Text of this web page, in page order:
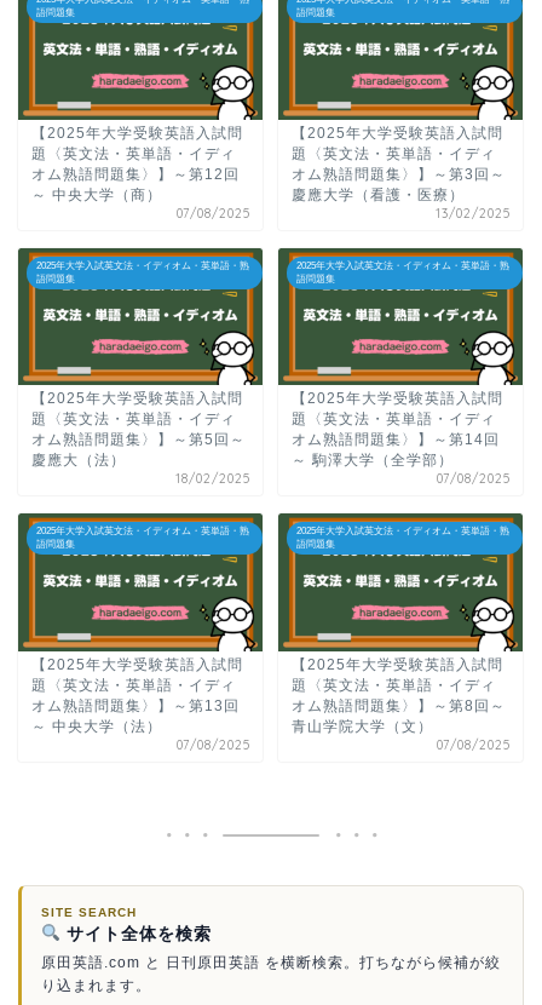
語問題集
【2025年大学受験英語入試問
題〈英文法・英単語・イディ
オム熟語問題集〉】～第12回
～ 中央大学（商）
07/08/2025
語問題集
【2025年大学受験英語入試問
題〈英文法・英単語・イディ
オム熟語問題集〉】～第3回～
慶應大学（看護・医療）
13/02/2025
2025年大学入試英文法・イディオム・英単語・熟
語問題集
【2025年大学受験英語入試問
題〈英文法・英単語・イディ
オム熟語問題集〉】～第5回～
慶應大（法）
18/02/2025
2025年大学入試英文法・イディオム・英単語・熟
語問題集
【2025年大学受験英語入試問
題〈英文法・英単語・イディ
オム熟語問題集〉】～第14回
～ 駒澤大学（全学部）
07/08/2025
2025年大学入試英文法・イディオム・英単語・熟
語問題集
【2025年大学受験英語入試問
題〈英文法・英単語・イディ
オム熟語問題集〉】～第13回
～ 中央大学（法）
07/08/2025
2025年大学入試英文法・イディオム・英単語・熟
語問題集
【2025年大学受験英語入試問
題〈英文法・英単語・イディ
オム熟語問題集〉】～第8回～
青山学院大学（文）
07/08/2025
SITE SEARCH
サイト全体を検索
原田英語.com と 日刊原田英語 を横断検索。打ちながら候補が絞
り込まれます。